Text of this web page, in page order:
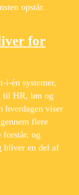
opstår.
for
i-én systemer,
til HR, løn og
hverdagen viser
flere
og
bliver en del af